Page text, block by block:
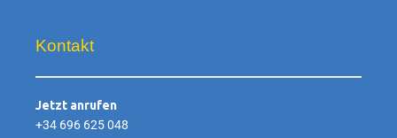
Kontakt
Jetzt anrufen
+34 696 625 048